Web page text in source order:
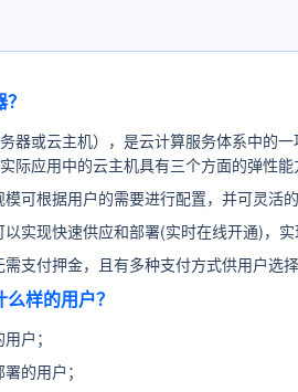
器或云主机），是云计算服务体系中的
际应用中的云主机具有三个方面的弹性能
可根据用户的需要进行配置，并可灵活的
实现快速供应和部署(实时在线开通)，实
支付押金，且有多种支付方式供用户选择
样的用户？
户；
的用户；